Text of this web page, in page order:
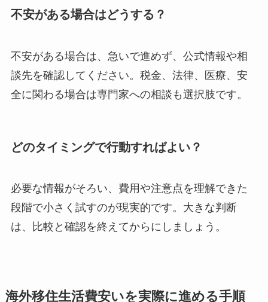
不安がある場合はどうする？
不安がある場合は、急いで進めず、公式情報や相
談先を確認してください。税金、法律、医療、安
全に関わる場合は専門家への相談も選択肢です。
どのタイミングで行動すればよい？
必要な情報がそろい、費用や注意点を理解できた
段階で小さく試すのが現実的です。大きな判断
は、比較と確認を終えてからにしましょう。
海外移住生活費安いを実際に進める手順